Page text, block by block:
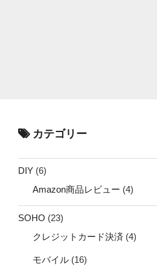
カテゴリー
DIY (6)
Amazon商品レビュー (4)
SOHO (23)
クレジットカード決済 (4)
モバイル (16)